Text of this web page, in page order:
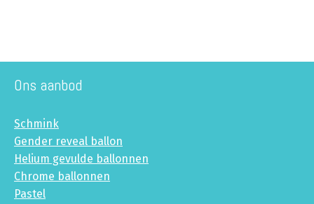
Ons aanbod
Schmink
Gender reveal ballon
Helium gevulde ballonnen
Chrome ballonnen
Pastel